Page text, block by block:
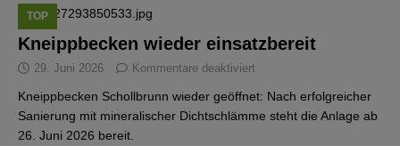
TOP
Kneippbecken wieder einsatzbereit
29. Juni 2026 Kommentare deaktiviert
Kneippbecken Schollbrunn wieder geöffnet: Nach erfolgreicher
Sanierung mit mineralischer Dichtschlämme steht die Anlage ab
26. Juni 2026 bereit.